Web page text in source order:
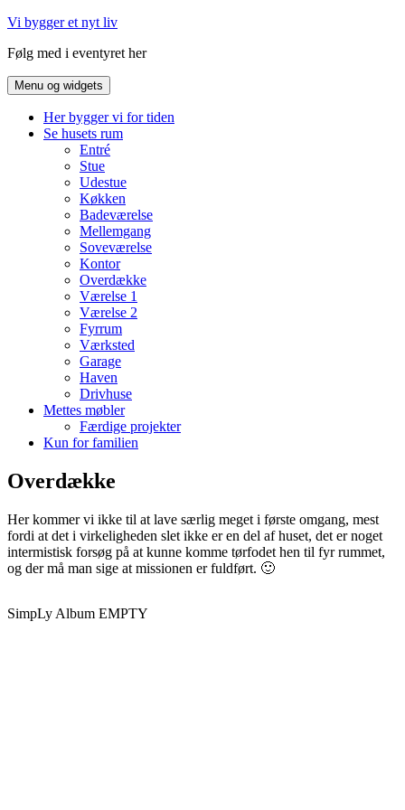
Hop
indhold
Vi bygger et nyt liv
Følg med i eventyret her
Menu og widgets
Her bygger vi for tiden
Se husets rum
Entré
Stue
Udestue
Køkken
Badeværelse
Mellemgang
Soveværelse
Kontor
Overdække
Værelse 1
Værelse 2
Fyrrum
Værksted
Garage
Haven
Drivhuse
Mettes møbler
Færdige projekter
Kun for familien
Overdække
Her kommer vi ikke til at lave særlig meget i første omgang, mest
fordi at det i virkeligheden slet ikke er en del af huset, det er noget
intermistisk forsøg på at kunne komme tørfodet hen til fyr rummet,
og der må man sige at missionen er fuldført. 🙂
SimpLy Album EMPTY